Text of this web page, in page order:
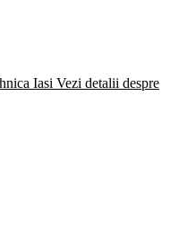
Iasi Vezi detalii despre